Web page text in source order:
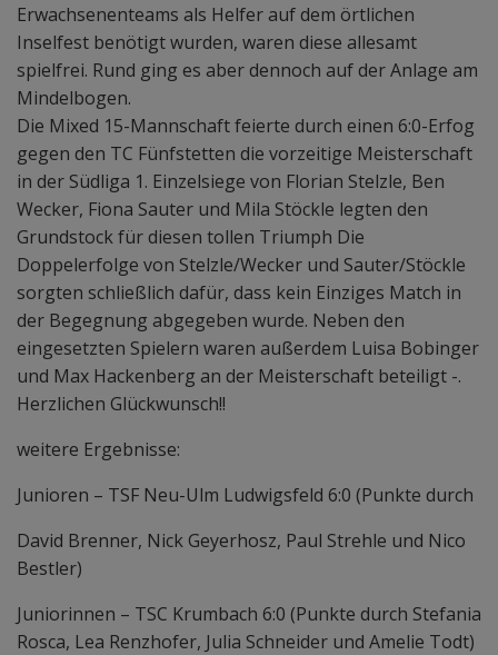
Erwachsenenteams als Helfer auf dem örtlichen
Inselfest benötigt wurden, waren diese allesamt
spielfrei. Rund ging es aber dennoch auf der Anlage am
Mindelbogen.
Die Mixed 15-Mannschaft feierte durch einen 6:0-Erfog
gegen den TC Fünfstetten die vorzeitige Meisterschaft
in der Südliga 1. Einzelsiege von Florian Stelzle, Ben
Wecker, Fiona Sauter und Mila Stöckle legten den
Grundstock für diesen tollen Triumph Die
Doppelerfolge von Stelzle/Wecker und Sauter/Stöckle
sorgten schließlich dafür, dass kein Einziges Match in
der Begegnung abgegeben wurde. Neben den
eingesetzten Spielern waren außerdem Luisa Bobinger
und Max Hackenberg an der Meisterschaft beteiligt -.
Herzlichen Glückwunsch!!
weitere Ergebnisse:
Junioren – TSF Neu-Ulm Ludwigsfeld 6:0 (Punkte durch
David Brenner, Nick Geyerhosz, Paul Strehle und Nico
Bestler)
Juniorinnen – TSC Krumbach 6:0 (Punkte durch Stefania
Rosca, Lea Renzhofer, Julia Schneider und Amelie Todt)